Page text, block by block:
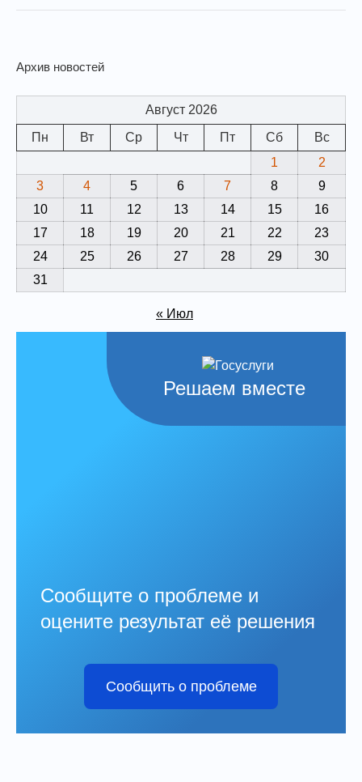
Архив новостей
Август 2026
Пн
Вт Ср Чт Пт Сб
Вс
1
2
3
4 5 6 7 8
9
10
11 12 13 14 15
16
17
18 19 20 21 22
23
24
25 26 27 28 29
30
31
« Июл
Решаем вместе
Сообщите о проблеме и
оцените результат её решения
Сообщить о проблеме